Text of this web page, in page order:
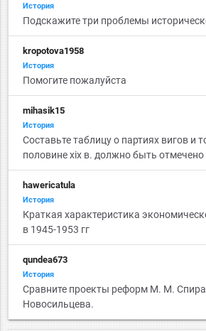
История
Подскажите три проблемы
kropotova1958
История
Помогите пожалуйста
mihasik15
История
Cоставьте таблицу о партиях вигов и
половине xix в. должно быть отмечено
hawericatula
История
Краткая характеристика
в 1945-1953 гг
qundea673
История
Сравните проекты реформ М. М.
Новосильцева.